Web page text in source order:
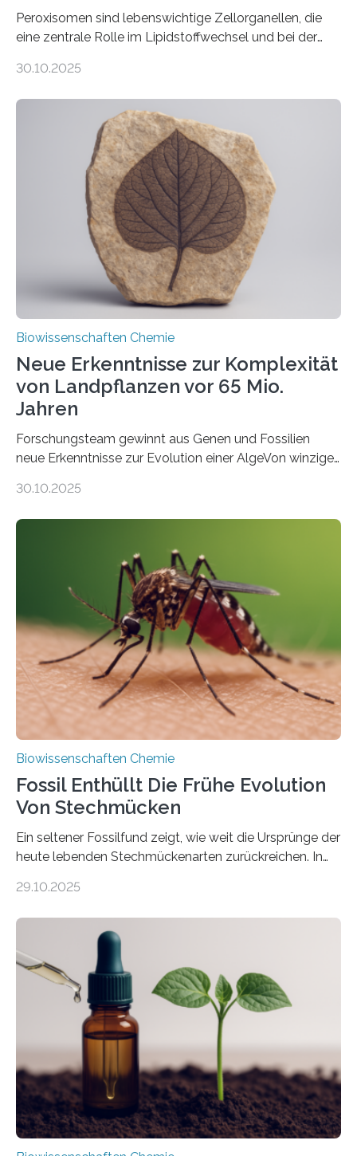
Peroxisomen sind lebenswichtige Zellorganellen, die
eine zentrale Rolle im Lipidstoffwechsel und bei der
erfüllen können, müssen zahlreiche Enzyme präzise in
der Ruhr-Universität Bochum um Prof. Dr. Ralf Erdmann
und Dr. Ismaila Francis Yusuf hat nun einen bislang
unbekannten Qualitätskontrollmechanismus des
peroxisomalen Proteintransports in der Bäckerhefe
Saccharomyces cerevisiae entdeckt, der für die
Funktionsfähigkeit der Organellen entscheidend ist. Die
Studie wurde am 28. Oktober 2025 in der
Fachzeitschrift…
30.10.2025
Biowissenschaften Chemie
Neue Erkenntnisse zur Komplexität
von Landpflanzen vor 65 Mio.
Jahren
Forschungsteam gewinnt aus Genen und Fossilien
neue Erkenntnisse zur Evolution einer AlgeVon winzigen
Landpflanzen zählen zu den komplexesten
Grünalgen, die vor Hunderten von Millionen Jahren
lebten. Unter den Vorfahren sticht eine Gruppe heraus,
die noch heute in der Natur vorkommt: die
Süßwasseralge Coleochaetophyceae. Einige Arten
dieser Gruppe bilden aus Zellfäden dichte Geflechte
mit scheibenförmiger Gestalt. Was auffällig ist: Die
nächsten…
30.10.2025
Biowissenschaften Chemie
Fossil Enthüllt Die Frühe Evolution
Von Stechmücken
Ein seltener Fossilfund zeigt, wie weit die Ursprünge der
heute lebenden Stechmückenarten zurückreichen. In
Forschende die bisher älteste bekannte Stechmücken-
Region Kachin in Myanmar und hat sich in
ausgezeichnetem Zustand erhalten. Es konnte als neue
Art einer neuen Gattung beschrieben werden und trägt
nun den Namen Cretosabethes primaevus. Dieser erste
fossile Nachweis einer Stechmückenlarve in Bernstein
stellt gleichzeitig den ersten Fossilfund einer
Mückenlarve aus dem Mesozoikum dar, denn…
29.10.2025